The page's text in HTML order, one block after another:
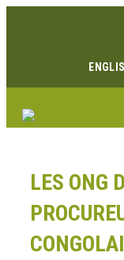
LES ONG